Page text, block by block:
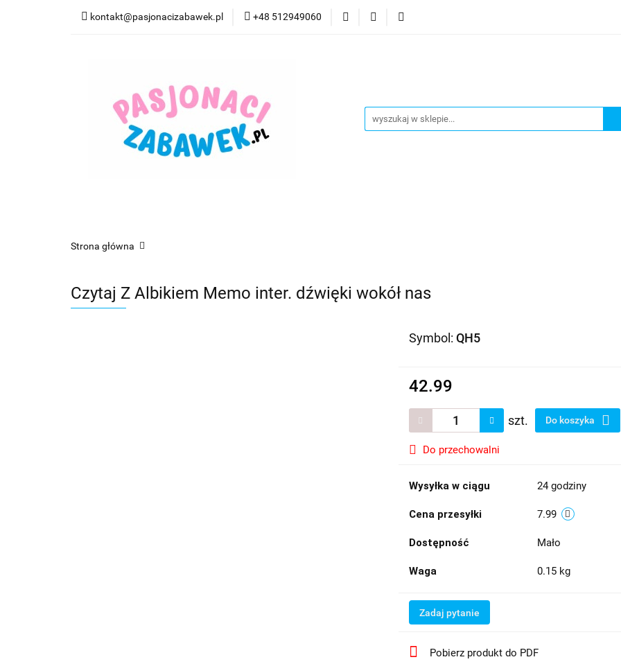
kontakt@pasjonacizabawek.pl +48 512949060
Kategorie Promocje CzuCzu
Strona główna
Czytaj Z Albikiem Memo inter. dźwięki wokół nas
Symbol: QH5
42.99
szt. Do koszyka
Do przechowalni
Wysyłka w ciągu 24 godziny
Cena przesyłki 7.99
Dostępność Mało
Waga 0.15 kg
Zadaj pytanie
Pobierz produkt do PDF